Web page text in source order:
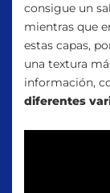
consigue un
mientras que
estas capas,
una textura
información,
diferentes